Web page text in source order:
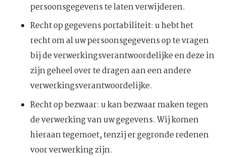
persoonsgegevens te laten verwijderen.
Recht op gegevens portabiliteit: u hebt het
recht om al uw persoonsgegevens op te vragen
bij de verwerkingsverantwoordelijke en deze in
zijn geheel over te dragen aan een andere
verwerkingsverantwoordelijke.
Recht op bezwaar: u kan bezwaar maken tegen
de verwerking van uw gegevens. Wij komen
hieraan tegemoet, tenzij er gegronde redenen
voor verwerking zijn.